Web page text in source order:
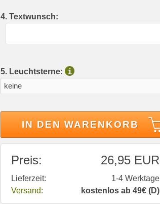
4. Textwunsch:
5. Leuchtsterne: i
IN DEN WARENKORB
Preis: 26,95 EUR
Lieferzeit:
1-4 Werktage
Versand:
kostenlos ab 49€ (D)